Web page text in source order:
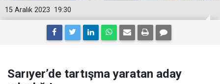
19:30
15 Aralık 2023
Sarıyer’de tartışma yaratan aday